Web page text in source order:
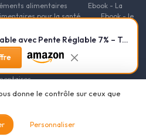
Tapis de Course Pliable avec Pente Réglable 7% – Tapis Roulant Électrique Silencieux 8 km/h, Moteur 2,5HP, Surface Large 40cm, Cadre Renforcé, Écran LCD, Charge 130kg – Maison & Bureau Noir brillant
alimentaires
Ebook - La
pour la santé
Ebook - le
nutrition
Ebook - Nutrition et compléments
Ebook - Nutrition et compléments
Ebook - Nutrition et complements
Ressources Nutrition et Compléments
2026
donne le contrôle sur ceux que
Personnaliser